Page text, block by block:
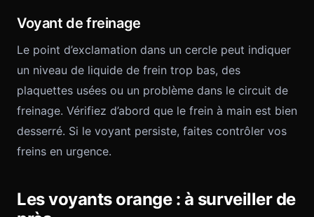
Voyant de freinage
Le point d’exclamation dans un cercle peut indiquer
un niveau de liquide de frein trop bas, des
plaquettes usées ou un problème dans le circuit de
freinage. Vérifiez d’abord que le frein à main est bien
desserré. Si le voyant persiste, faites contrôler vos
freins en urgence.
Les voyants orange : à surveiller de